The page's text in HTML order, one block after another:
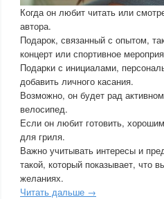
Когда он любит читать или
автора.
Подарок, связанный с опытом,
концерт или спортивное
Подарки с инициалами,
добавить личного касания.
Возможно, он будет рад
велосипед.
Если он любит готовить,
для гриля.
Важно учитывать интересы и
такой, который показывает, что
желаниях.
Читать дальше →